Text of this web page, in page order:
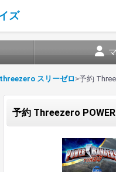
ズ
threezero スリーゼロ >予約
予約 Threezero